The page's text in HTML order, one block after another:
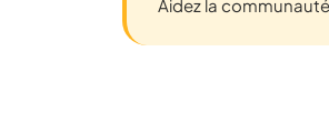
Aidez la